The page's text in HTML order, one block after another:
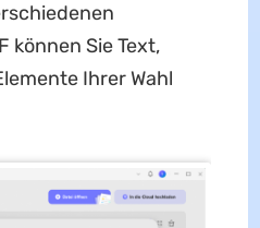
können Sie Text,
Ihrer Wahl